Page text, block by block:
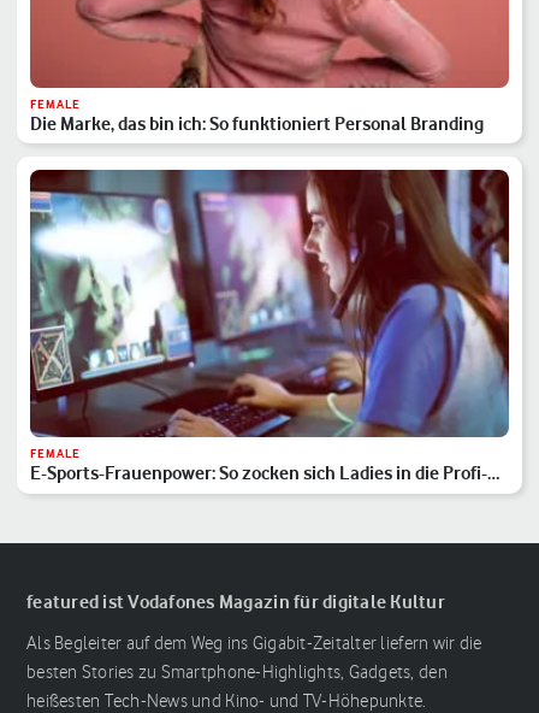
FEMALE
Die Marke, das bin ich: So funktioniert Personal Branding
FEMALE
E-Sports-Frauenpower: So zocken sich Ladies in die Profi-
Liga
featured ist Vodafones Magazin für digitale Kultur
Als Begleiter auf dem Weg ins Gigabit-Zeitalter liefern wir die
besten Stories zu Smartphone-Highlights, Gadgets, den
heißesten Tech-News und Kino- und TV-Höhepunkte.